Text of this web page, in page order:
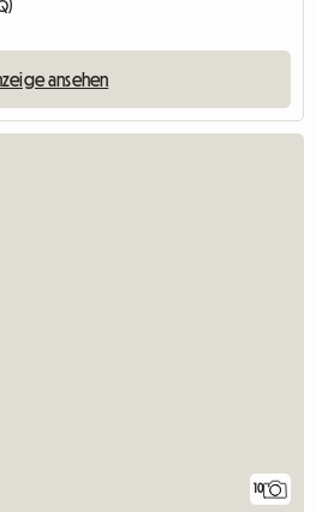
ansehen
10